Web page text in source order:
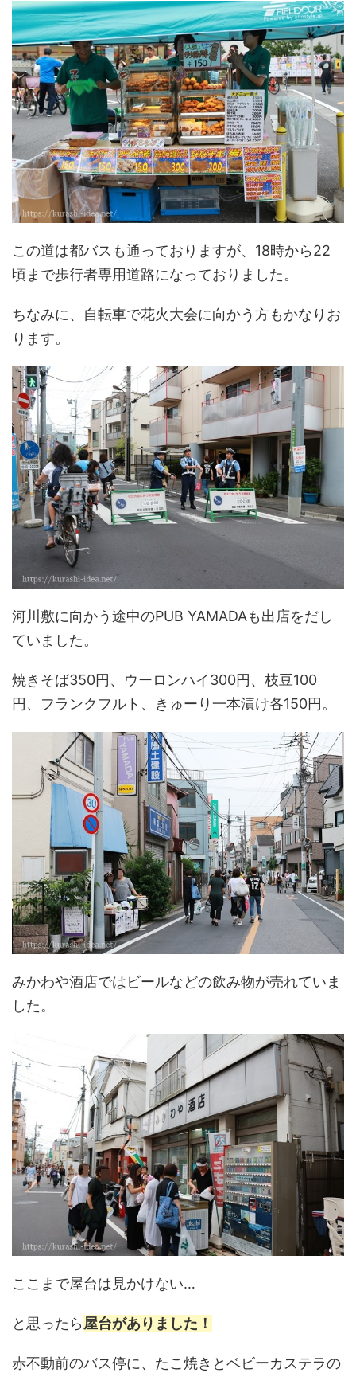
この道は都バスも通っておりますが、18時から22
頃まで歩行者専用道路になっておりました。
ちなみに、自転車で花火大会に向かう方もかなりお
ります。
河川敷に向かう途中のPUB YAMADAも出店をだし
ていました。
焼きそば350円、ウーロンハイ300円、枝豆100
円、フランクフルト、きゅーり一本漬け各150円。
みかわや酒店ではビールなどの飲み物が売れていま
した。
ここまで屋台は見かけない…
と思ったら 屋台がありました！
赤不動前のバス停に、たこ焼きとベビーカステラの